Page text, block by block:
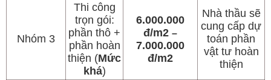
Nhóm 3
Thi công
trọn gói:
phần thô +
phần hoàn
thiện (Mức
khá)
6.000.000
đ/m2 –
7.000.000
đ/m2
Nhà thầu sẽ
cung cấp dự
toán phần
vật tư hoàn
thiện